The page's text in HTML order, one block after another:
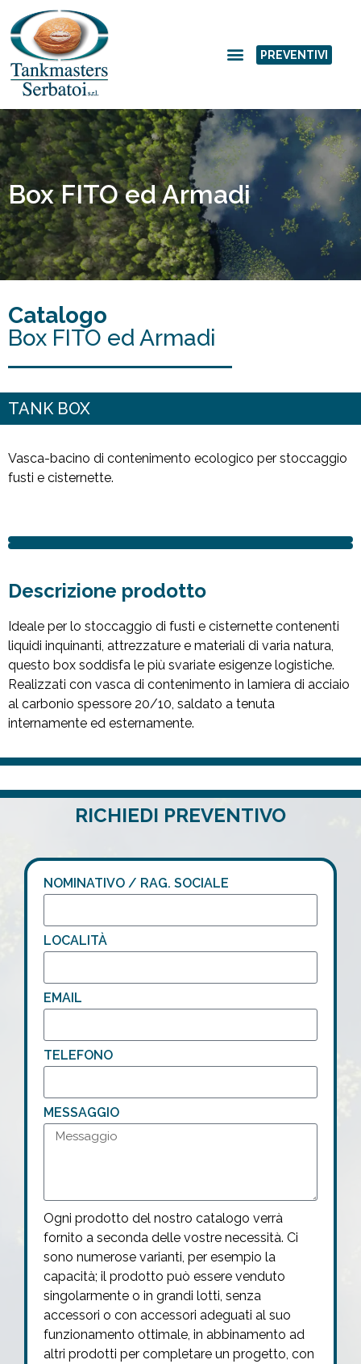
PREVENTIVI
Box FITO ed Armadi
Catalogo
Box FITO ed Armadi
TANK BOX
Vasca-bacino di contenimento ecologico per stoccaggio
fusti e cisternette.
Descrizione prodotto
Ideale per lo stoccaggio di fusti e cisternette contenenti
liquidi inquinanti, attrezzature e materiali di varia natura,
questo box soddisfa le più svariate esigenze logistiche.
Realizzati con vasca di contenimento in lamiera di acciaio
al carbonio spessore 20/10, saldato a tenuta
internamente ed esternamente.
PRECEDENTE
ARMADIO PER 1 FUSTO
SUCCESSIVO
RICHIEDI PREVENTIVO
NOMINATIVO / RAG. SOCIALE
LOCALITÀ
EMAIL
TELEFONO
MESSAGGIO
Ogni prodotto del nostro catalogo verrà
fornito a seconda delle vostre necessità. Ci
sono numerose varianti, per esempio la
capacità; il prodotto può essere venduto
singolarmente o in grandi lotti, senza
accessori o con accessori adeguati al suo
funzionamento ottimale, in abbinamento ad
altri prodotti per completare un progetto, con